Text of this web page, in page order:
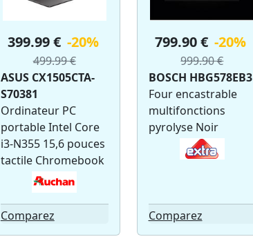
399.99 € -20%
499.99 €
ASUS CX1505CTA-
S70381
Ordinateur PC
portable Intel Core
i3-N355 15,6 pouces
tactile Chromebook
Comparez
799.90 € -20%
999.90 €
BOSCH HBG578EB3
Four encastrable
multifonctions
pyrolyse Noir
Comparez